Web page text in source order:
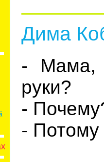
Дима
- Мама,
руки?
-
- Потому